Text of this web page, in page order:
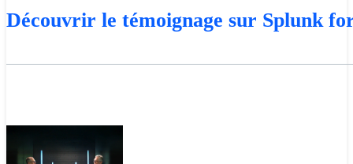
Découvrir le témoignage sur Splunk